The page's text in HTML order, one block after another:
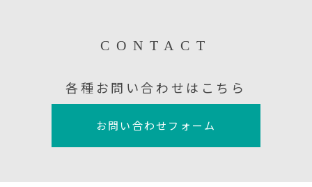
CONTACT
各種お問い合わせはこちら
お問い合わせフォーム